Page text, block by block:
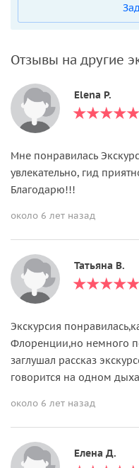
Отзывы на другие
Elena P.
Мне понравилась
увлекательно, гид
Благодарю!!!
около 6 лет назад
Татьяна В.
Экскурсия
Флоренции,но немного
заглушал рассказ
говорится на одном
около 6 лет назад
Елена Д.